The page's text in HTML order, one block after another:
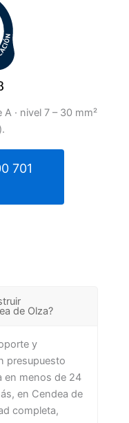
· nivel 7 – 30 mm²
701
de Olza?
y
presupuesto
en menos de 24
en Cendea de
completa,